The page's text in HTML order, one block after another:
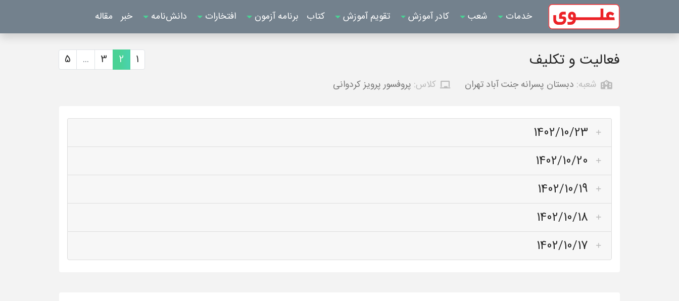
خدمات شعب کادر آموزش تقویم آموزش کتاب برنامه آزمون افتخارات دانش‌نامه خبر مقاله
فعالیت و تکلیف 1
2
3
...
5
شعبه: دبستان پسرانه جنت آباد تهران کلاس: پروفسور پرویز کردوانی
1402/10/23
1402/10/20
1402/10/19
1402/10/18
1402/10/17